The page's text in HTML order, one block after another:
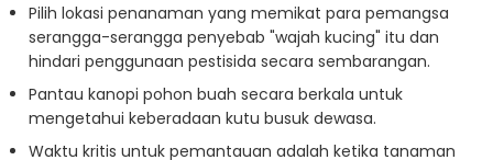
Pilih lokasi penanaman yang memikat para pemangsa
serangga-serangga penyebab "wajah kucing" itu dan
hindari penggunaan pestisida secara sembarangan.
Pantau kanopi pohon buah secara berkala untuk
mengetahui keberadaan kutu busuk dewasa.
Waktu kritis untuk pemantauan adalah ketika tanaman